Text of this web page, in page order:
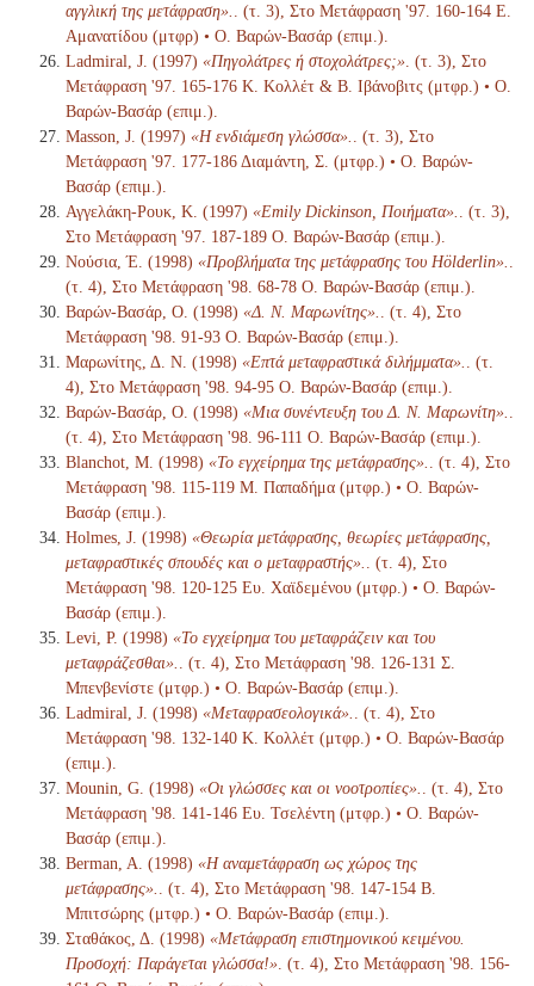
αγγλική της μετάφραση».
. (τ. 3), Στο Μετάφραση '97. 160-164 Ε.
Αμανατίδου (μτφρ) • Ο. Βαρών-Βασάρ (επιμ.).
Ladmiral, J. (1997) «Πηγολάτρες ή στοχολάτρες;» . (τ. 3), Στο
Μετάφραση '97. 165-176 Κ. Κολλέτ & Β. Ιβάνοβιτς (μτφρ.) • Ο.
Βαρών-Βασάρ (επιμ.).
Masson, J. (1997) «Η ενδιάμεση γλώσσα».
. (τ. 3), Στο
Μετάφραση '97. 177-186 Διαμάντη, Σ. (μτφρ.) • Ο. Βαρών-
Βασάρ (επιμ.).
Αγγελάκη-Ρουκ, Κ. (1997) «Emily Dickinson, Ποιήματα».
. (τ. 3),
Στο Μετάφραση '97. 187-189 Ο. Βαρών-Βασάρ (επιμ.).
Νούσια, Έ. (1998) «Προβλήματα της μετάφρασης του Hölderlin».
(τ. 4), Στο Μετάφραση '98. 68-78 Ο. Βαρών-Βασάρ (επιμ.).
Βαρών-Βασάρ, Ο. (1998) «Δ. Ν. Μαρωνίτης».
. (τ. 4), Στο
Μετάφραση '98. 91-93 Ο. Βαρών-Βασάρ (επιμ.).
Μαρωνίτης, Δ. Ν. (1998) «Επτά μεταφραστικά διλήμματα».
. (τ.
4), Στο Μετάφραση '98. 94-95 Ο. Βαρών-Βασάρ (επιμ.).
Βαρών-Βασάρ, Ο. (1998) «Μια συνέντευξη του Δ. Ν. Μαρωνίτη».
(τ. 4), Στο Μετάφραση '98. 96-111 Ο. Βαρών-Βασάρ (επιμ.).
Blanchot, M. (1998) «Το εγχείρημα της μετάφρασης».
. (τ. 4), Στο
Μετάφραση '98. 115-119 Μ. Παπαδήμα (μτφρ.) • Ο. Βαρών-
Βασάρ (επιμ.).
Holmes, J. (1998) «Θεωρία μετάφρασης, θεωρίες μετάφρασης,
μεταφραστικές σπουδές και ο μεταφραστής».
. (τ. 4), Στο
Μετάφραση '98. 120-125 Ευ. Χαϊδεμένου (μτφρ.) • Ο. Βαρών-
Βασάρ (επιμ.).
Levi, P. (1998) «Το εγχείρημα του μεταφράζειν και του
μεταφράζεσθαι».
. (τ. 4), Στο Μετάφραση '98. 126-131 Σ.
Μπενβενίστε (μτφρ.) • Ο. Βαρών-Βασάρ (επιμ.).
Ladmiral, J. (1998) «Μεταφρασεολογικά».
. (τ. 4), Στο
Μετάφραση '98. 132-140 Κ. Κολλέτ (μτφρ.) • Ο. Βαρών-Βασάρ
(επιμ.).
Mounin, G. (1998) «Οι γλώσσες και οι νοοτροπίες».
. (τ. 4), Στο
Μετάφραση '98. 141-146 Ευ. Τσελέντη (μτφρ.) • Ο. Βαρών-
Βασάρ (επιμ.).
Berman, A. (1998) «Η αναμετάφραση ως χώρος της
μετάφρασης».
. (τ. 4), Στο Μετάφραση '98. 147-154 Β.
Μπιτσώρης (μτφρ.) • Ο. Βαρών-Βασάρ (επιμ.).
Σταθάκος, Δ. (1998) «Μετάφραση επιστημονικού κειμένου.
Προσοχή: Παράγεται γλώσσα!» . (τ. 4), Στο Μετάφραση '98. 156-